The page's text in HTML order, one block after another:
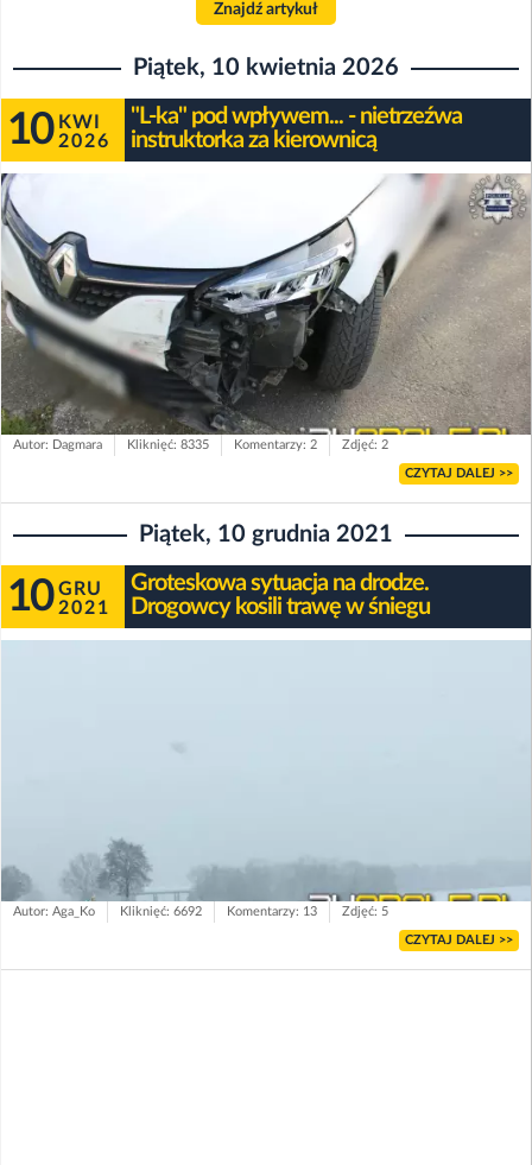
Znajdź artykuł
Piątek, 10 kwietnia 2026
10 KWI
2026
"L-ka" pod wpływem... - nietrzeźwa
instruktorka za kierownicą
Autor: Dagmara Kliknięć: 8335 Komentarzy: 2 Zdjęć: 2
CZYTAJ DALEJ >>
Piątek, 10 grudnia 2021
10 GRU
2021
Groteskowa sytuacja na drodze.
Drogowcy kosili trawę w śniegu
Autor: Aga_Ko Kliknięć: 6692 Komentarzy: 13 Zdjęć: 5
CZYTAJ DALEJ >>